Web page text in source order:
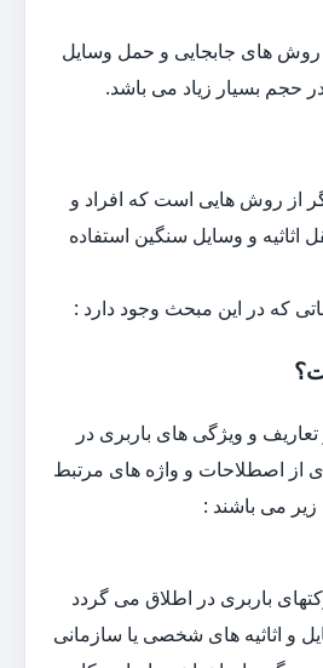
روش های جابجایی و حمل وسایل
حجم بسیار زیاد می باشد.
از روش هایی است که افراد و
و وسایل سنگین استفاده
که در این مبحث وجود دارد :
و ویژگی های باربری در
از اصطلاحات و واژه های مرتبط
می باشند :
باربری در اطلاق می گردد
و اثاثیه های شخصی یا سازمانی